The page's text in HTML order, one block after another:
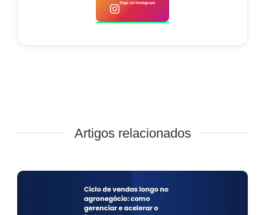
Siga no Instagram
Artigos relacionados